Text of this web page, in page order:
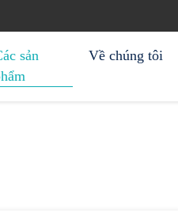
sản
Về chúng tôi